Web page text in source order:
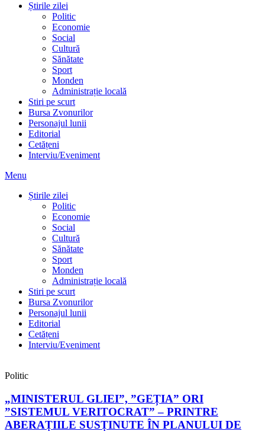
Știrile zilei
Politic
Economie
Social
Cultură
Sănătate
Sport
Monden
Administrație locală
Stiri pe scurt
Bursa Zvonurilor
Personajul lunii
Editorial
Cetățeni
Interviu/Eveniment
Menu
Știrile zilei
Politic
Economie
Social
Cultură
Sănătate
Sport
Monden
Administrație locală
Stiri pe scurt
Bursa Zvonurilor
Personajul lunii
Editorial
Cetățeni
Interviu/Eveniment
Politic
„MINISTERUL GLIEI”, ”GEȚIA” ORI
”SISTEMUL VERITOCRAT” – PRINTRE
ABERAȚIILE SUSȚINUTE ÎN PLANULUI DE